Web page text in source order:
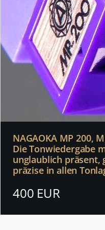
NAGAOKA MP 200,
Die Tonwiedergabe
unglaublich präsent,
präzise in allen
400 EUR